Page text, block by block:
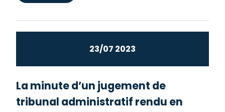
23/07 2023
La minute d’un jugement de
tribunal administratif rendu en